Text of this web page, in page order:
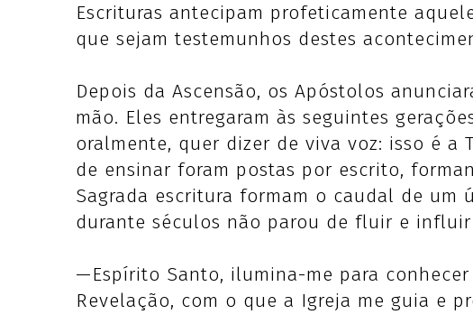
Escrituras antecipam profeticamente
que sejam testemunhos destes
Depois da Ascensão, os Apóstolos
mão. Eles entregaram às seguintes
oralmente, quer dizer de viva voz: isso é a
de ensinar foram postas por escrito,
Sagrada escritura formam o caudal de um
durante séculos não parou de fluir e
—Espírito Santo, ilumina-me para
Revelação, com o que a Igreja me guia e